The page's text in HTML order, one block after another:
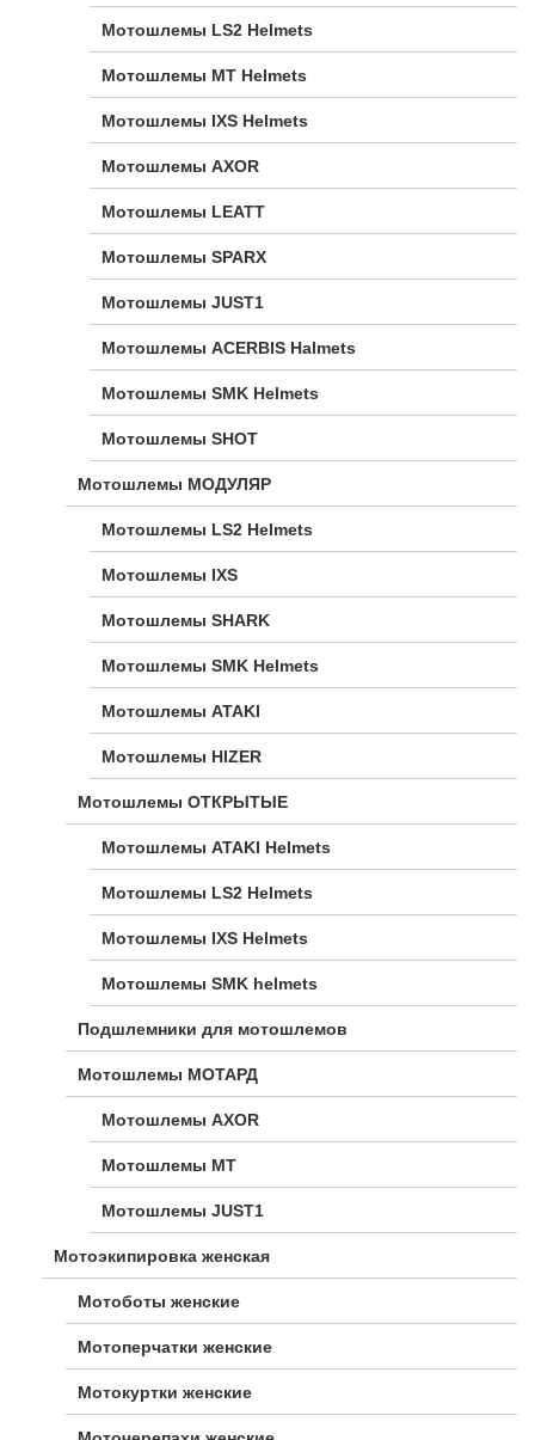
Мотошлемы LS2 Helmets
Мотошлемы MT Helmets
Мотошлемы IXS Helmets
Мотошлемы AXOR
Мотошлемы LEATT
Мотошлемы SPARX
Мотошлемы JUST1
Мотошлемы ACERBIS Halmets
Мотошлемы SMK Helmets
Мотошлемы SHOT
Мотошлемы МОДУЛЯР
Мотошлемы LS2 Helmets
Мотошлемы IXS
Мотошлемы SHARK
Мотошлемы SMK Helmets
Мотошлемы ATAKI
Мотошлемы HIZER
Мотошлемы ОТКРЫТЫЕ
Мотошлемы ATAKI Helmets
Мотошлемы LS2 Helmets
Мотошлемы IXS Helmets
Мотошлемы SMK helmets
Подшлемники для мотошлемов
Мотошлемы МОТАРД
Мотошлемы AXOR
Мотошлемы MT
Мотошлемы JUST1
Мотоэкипировка женская
Мотоботы женские
Мотоперчатки женские
Мотокуртки женские